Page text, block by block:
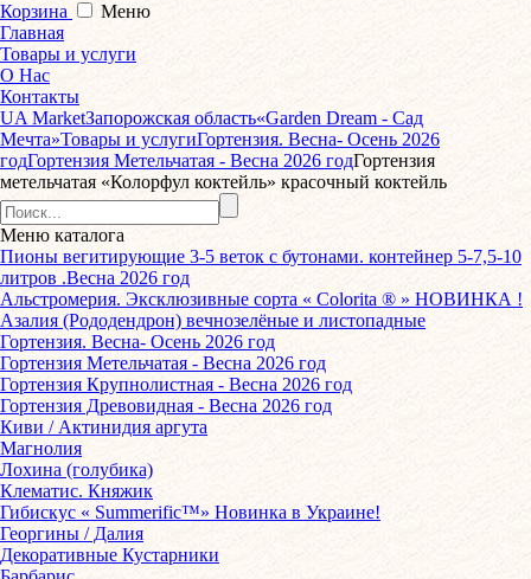
Корзина
Меню
Главная
Товары и услуги
О Нас
Контакты
UA MarketЗапорожская область«Garden Dream - Сад
Мечта»Товары и услугиГортензия. Весна- Осень 2026
годГортензия Метельчатая - Весна 2026 годГортензия
метельчатая «Колорфул коктейль» красочный коктейль
Меню каталога
Пионы вегитирующие 3-5 веток с бутонами. контейнер 5-7,5-10
литров .Весна 2026 год
Альстромерия. Эксклюзивные сорта « Colorita ® » НОВИНКА !
Азалия (Рододендрон) вечнозелёные и листопадные
Гортензия. Весна- Осень 2026 год
Гортензия Метельчатая - Весна 2026 год
Гортензия Крупнолистная - Весна 2026 год
Гортензия Древовидная - Весна 2026 год
Киви / Актинидия аргута
Магнолия
Лохина (голубика)
Клематис. Княжик
Гибискус « Summerific™» Новинка в Украине!
Георгины / Далия
Декоративные Кустарники